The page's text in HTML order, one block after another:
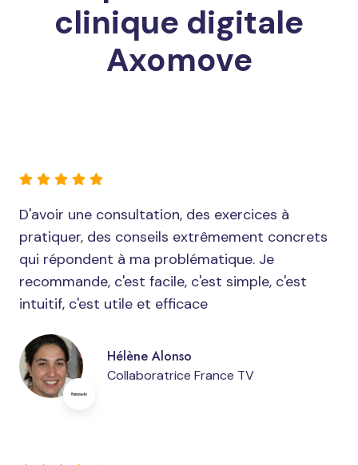
clinique digitale
Axomove
D'avoir une consultation, des exercices à
pratiquer, des conseils extrêmement concrets
qui répondent à ma problématique. Je
recommande, c'est facile, c'est simple, c'est
intuitif, c'est utile et efficace
Hélène Alonso
Collaboratrice France TV